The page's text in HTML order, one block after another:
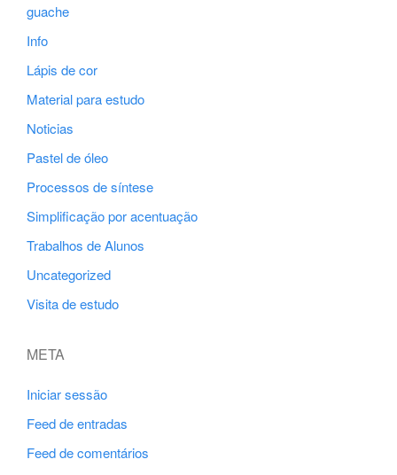
guache
Info
Lápis de cor
Material para estudo
Noticias
Pastel de óleo
Processos de síntese
Simplificação por acentuação
Trabalhos de Alunos
Uncategorized
Visita de estudo
META
Iniciar sessão
Feed de entradas
Feed de comentários